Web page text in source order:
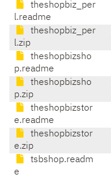
theshopbiz_per
l.readme
theshopbiz_per
l.zip
theshopbizsho
p.readme
theshopbizsho
p.zip
theshopbizstor
e.readme
theshopbizstor
e.zip
tsbshop.readm
e